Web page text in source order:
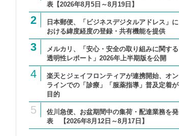
表【2026年8月5日～8月19日】
2
日本郵便、「ビジネスデジタルアドレス」に
おける緯度経度の登録・共有機能を提供
3
メルカリ、「安心・安全の取り組みに関する
透明性レポート」2026年上半期版を公開
4
楽天とジェイフロンティアが連携開始、オン
ラインでの「診療」「服薬指導」普及定着が
目的
5
佐川急便、お盆期間中の集荷・配達業務を発
表 【2026年8月12日～8月17日】